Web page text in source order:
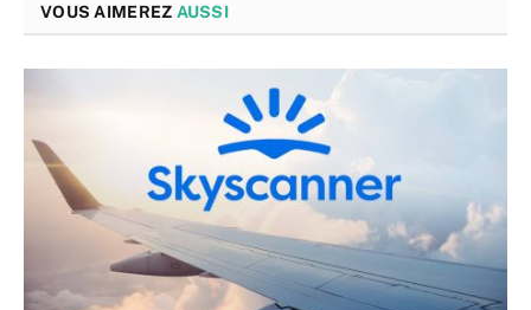
VOUS AIMEREZ AUSSI